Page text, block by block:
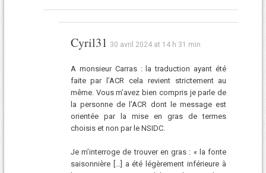
Cyril31 30 avril 2024 at 14 h 31 min
A monsieur Carras : la traduction ayant été
faite par l’ACR cela revient strictement au
même. Vous m’avez bien compris je parle de
la personne de l’ACR dont le message est
orientée par la mise en gras de termes
choisis et non par le NSIDC.
Je m’interroge de trouver en gras : « la fonte
saisonnière […] a été légèrement inférieure à